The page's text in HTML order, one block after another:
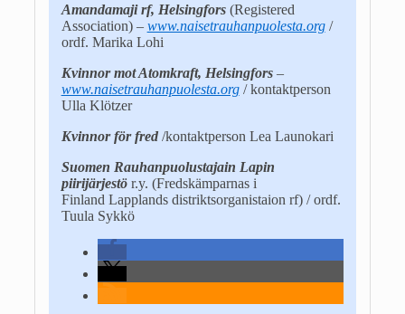
Amandamaji rf, Helsingfors(Registered
Association) – www.naisetrauhanpuolesta.org/
ordf. Marika Lohi
Kvinnor mot Atomkraft, Helsingfors–
www.naisetrauhanpuolesta.org/ kontaktperson
Ulla Klötzer
Kvinnor för fred /kontaktperson Lea Launokari
Suomen Rauhanpuolustajain Lapin
piirijärjestör.y. (Fredskämparnas i
Finland Lapplands distriktsorganistaion rf) / ordf.
Tuula Sykkö